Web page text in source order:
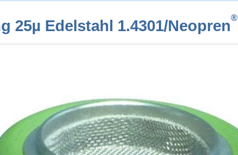
25µ Edelstahl 1.4301/Neopren®